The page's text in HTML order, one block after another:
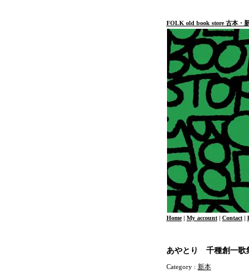
FOLK old book store 古本・
Home| My account | Contact |
あやとり 千種創一
Category : 新本